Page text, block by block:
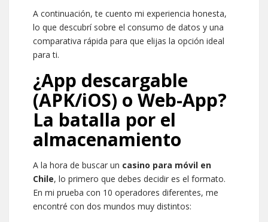
A continuación, te cuento mi experiencia honesta,
lo que descubrí sobre el consumo de datos y una
comparativa rápida para que elijas la opción ideal
para ti.
¿App descargable
(APK/iOS) o Web-App?
La batalla por el
almacenamiento
A la hora de buscar un casino para móvil en
Chile, lo primero que debes decidir es el formato.
En mi prueba con 10 operadores diferentes, me
encontré con dos mundos muy distintos: